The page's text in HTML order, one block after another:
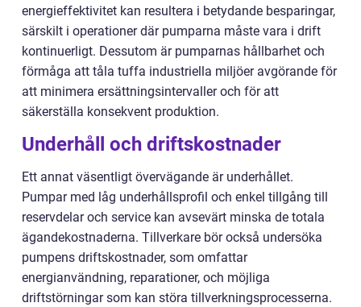
energieffektivitet kan resultera i betydande besparingar,
särskilt i operationer där pumparna måste vara i drift
kontinuerligt. Dessutom är pumparnas hållbarhet och
förmåga att tåla tuffa industriella miljöer avgörande för
att minimera ersättningsintervaller och för att
säkerställa konsekvent produktion.
Underhåll och driftskostnader
Ett annat väsentligt övervägande är underhållet.
Pumpar med låg underhållsprofil och enkel tillgång till
reservdelar och service kan avsevärt minska de totala
ägandekostnaderna. Tillverkare bör också undersöka
pumpens driftskostnader, som omfattar
energianvändning, reparationer, och möjliga
driftstörningar som kan störa tillverkningsprocesserna.